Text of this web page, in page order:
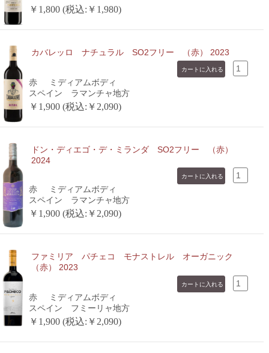
￥1,800 (税込:￥1,980)
カバレッロ ナチュラル SO2フリー （赤） 2023
赤
ミディアムボディ
スペイン ラマンチャ地方
￥1,900 (税込:￥2,090)
ドン・ディエゴ・デ・ミランダ SO2フリー （赤）
2024
赤
ミディアムボディ
スペイン ラマンチャ地方
￥1,900 (税込:￥2,090)
ファミリア パチェコ モナストレル オーガニック
（赤） 2023
赤
ミディアムボディ
スペイン フミーリャ地方
￥1,900 (税込:￥2,090)